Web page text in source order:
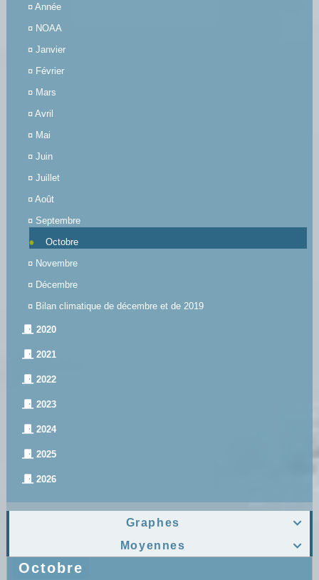
¤ Année
¤ NOAA
¤ Janvier
¤ Février
¤ Mars
¤ Avril
¤ Mai
¤ Juin
¤ Juillet
¤ Août
¤ Septembre
Octobre
¤ Novembre
¤ Décembre
¤ Bilan climatique de décembre et de 2019
2020
2021
2022
2023
2024
2025
2026

Graphes

Moyennes
Octobre